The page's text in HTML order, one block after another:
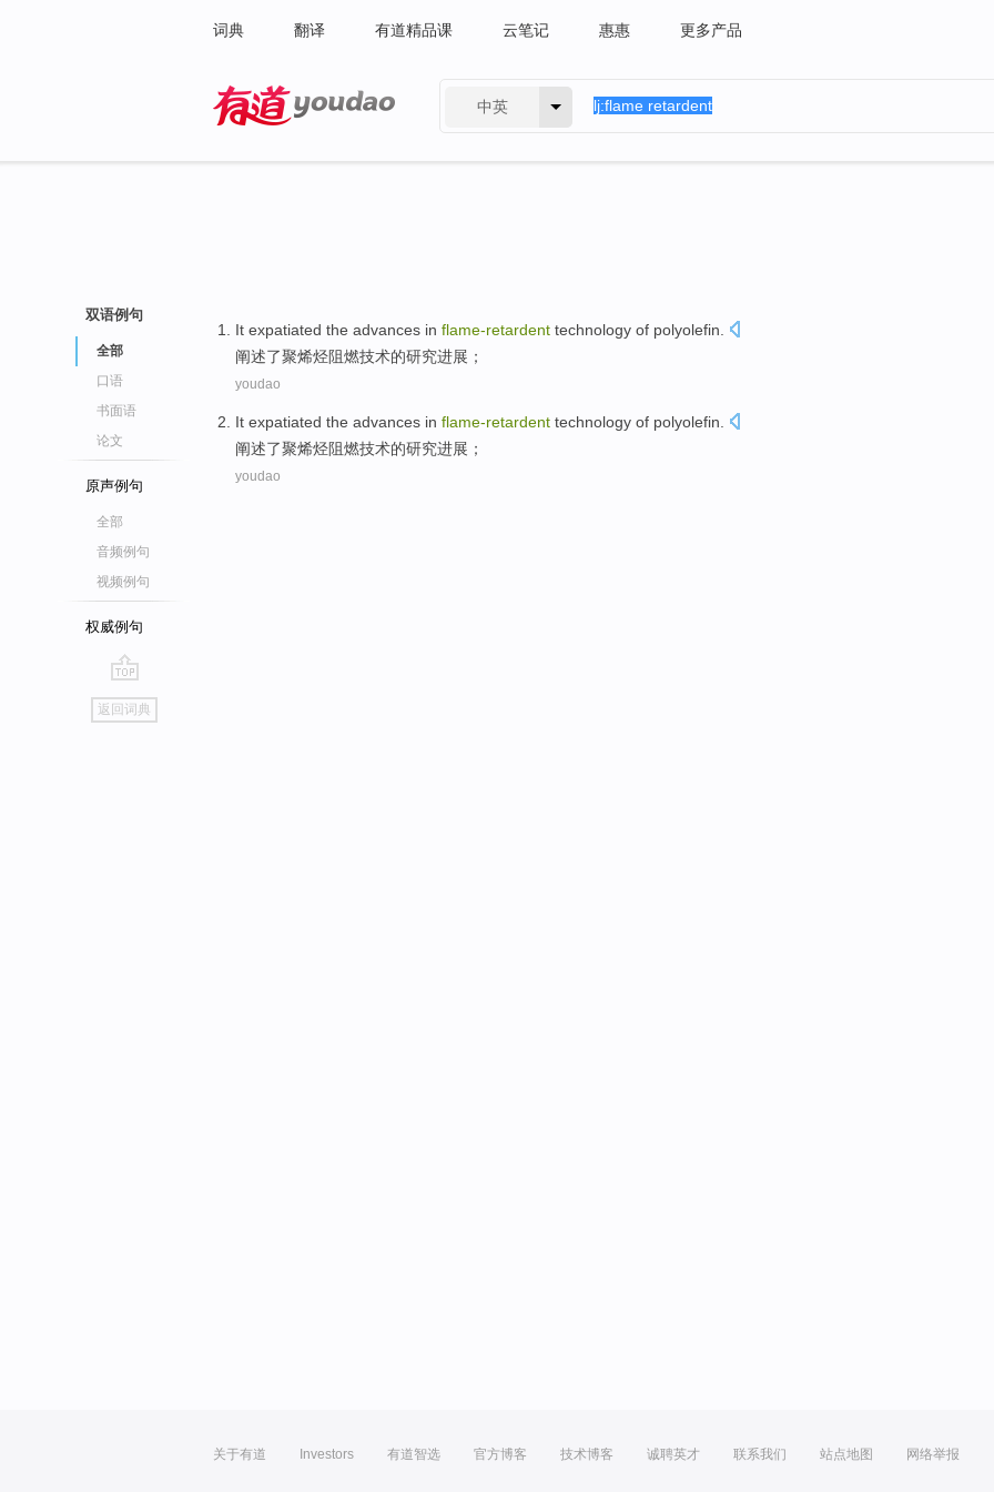
词典 翻译 有道精品课 云笔记 惠惠 更多产品
中英
双语例句
全部
口语
书面语
论文
原声例句
全部
音频例句
视频例句
权威例句
go
top
返回词典
It expatiated the advances in flame-retardent technology of polyolefin
阐述了聚烯烃阻燃技术的研究进展 ；
youdao
It expatiated the advances in flame-retardent technology of polyolefin
阐述了聚烯烃阻燃技术的研究进展 ；
youdao
关于有道 Investors 有道智选 官方博客 技术博客 诚聘英才 联系我们 站点地图 网络举报